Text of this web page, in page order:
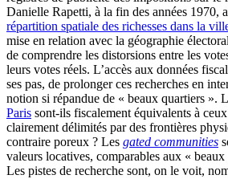
Danielle Rapetti, à la fin des années 1970,
répartition spatiale des richesses dans la
mise en relation avec la géographie
de comprendre les distorsions entre les
leurs votes réels. L’accès aux données
ses pas, de prolonger ces recherches en
notion si répandue de « beaux quartiers ».
Paris sont-ils fiscalement équivalents à
clairement délimités par des frontières
contraire poreux ? Les gated communities
valeurs locatives, comparables aux «
Les pistes de recherche sont, on le voit,